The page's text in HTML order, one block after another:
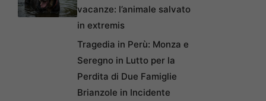
vacanze: l’animale salvato
in extremis
Tragedia in Perù: Monza e
Seregno in Lutto per la
Perdita di Due Famiglie
Brianzole in Incidente